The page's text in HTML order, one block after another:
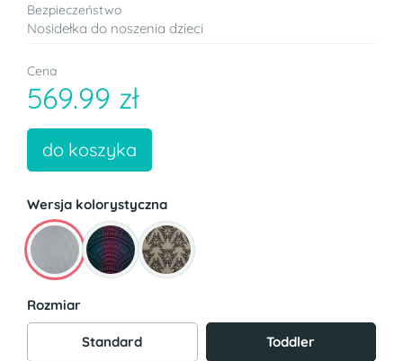
Bezpieczeństwo
Nosidełka do noszenia dzieci
Cena
569.99 zł
do koszyka
Wersja kolorystyczna
Rozmiar
Standard Toddler